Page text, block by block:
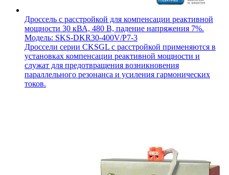
Дроссель с расстройкой для компенсации реактивной
мощности 30 кВА, 480 В, падение напряжения 7%.
Модель: SKS-DKR30-400V/P7-3
Дроссели серии CKSGL с расстройкой применяются в
установках компенсации реактивной мощности и
служат для предотвращения возникновения
параллельного резонанса и усиления гармонических
токов.